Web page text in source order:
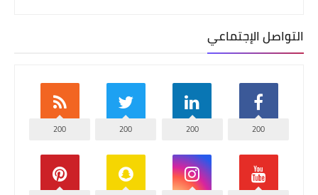
التواصل الإجتماعي
200
200
200
200